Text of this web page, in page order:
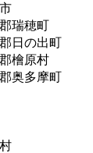
瑞穂町
日の出町
檜原村
奥多摩町